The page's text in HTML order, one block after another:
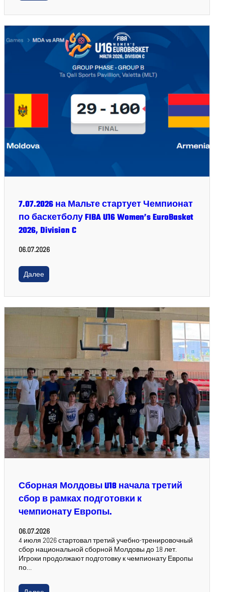
7.07.2026 на Мальте стартует Чемпионат
по баскетболу FIBA U16 Women’s EuroBasket
2026, Division C
06.07.2026
Далее
Сборная Молдовы U18 начала третий
сбор в рамках подготовки к
чемпионату Европы.
06.07.2026
4 июля 2026 стартовал третий учебно-тренировочный
сбор национальной сборной Молдовы до 18 лет.
Игроки продолжают подготовку к чемпионату Европы
по…